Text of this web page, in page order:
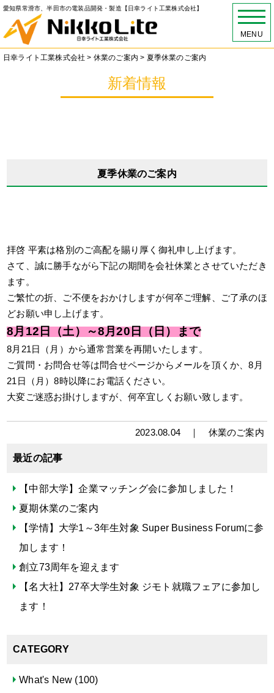
愛知県常滑市、半田市の電装品開発・製造【日幸ライト工業株式会社】
MENU
日幸ライト工業株式会社 > 休業のご案内 > 夏季休業のご案内
新着情報
夏季休業のご案内
拝啓 平素は格別のご高配を賜り厚く御礼申し上げます。
さて、誠に勝手ながら下記の期間を会社休業とさせていただき
ます。
ご繁忙の折、ご不便をおかけしますが何卒ご理解、ご了承のほ
どお願い申し上げます。
8月12日（土）～8月20日（日）まで
8月21日（月）から通常営業を再開いたします。
ご質問・お問合せ等は問合せページからメールを頂くか、8月
21日（月）8時以降にお電話ください。
大変ご迷惑お掛けしますが、何卒宜しくお願い致します。
2023.08.04 ｜ 休業のご案内
最近の記事
【中部大学】企業マッチング会に参加しました！
夏期休業のご案内
【学情】大学1～3年生対象 Super Business Forumに参
加します！
創立73周年を迎えます
【名大社】27卒大学生対象 ジモト就職フェアに参加し
ます！
CATEGORY
What's New (100)